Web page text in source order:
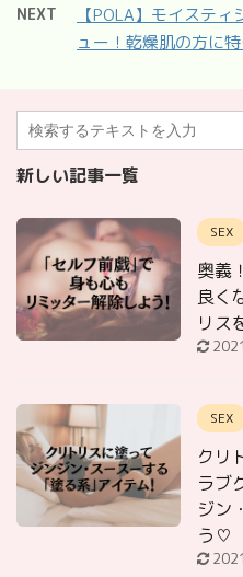
NEXT
【POLA】モイステ
ュー！乾燥肌の方に
新しい記事一覧
SEX
奥義
良く
リス
SEX
クリ
ラブ
ジン
う♡